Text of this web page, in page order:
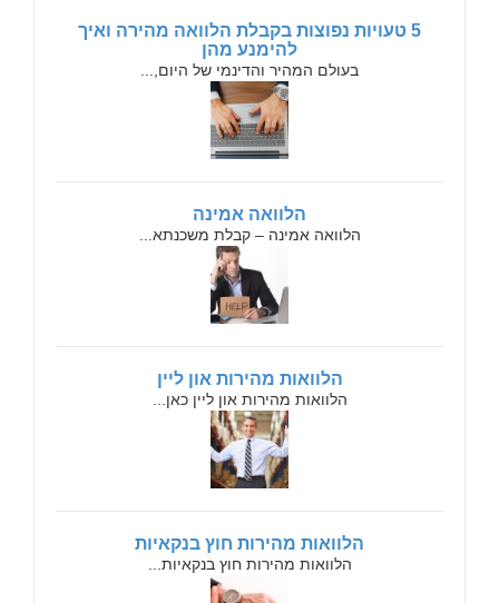
5 טעויות נפוצות בקבלת הלוואה מהירה ואיך
להימנע מהן
בעולם המהיר והדינמי של היום,...
הלוואה אמינה
הלוואה אמינה – קבלת משכנתא...
הלוואות מהירות און ליין
הלוואות מהירות און ליין כאן...
הלוואות מהירות חוץ בנקאיות
הלוואות מהירות חוץ בנקאיות...